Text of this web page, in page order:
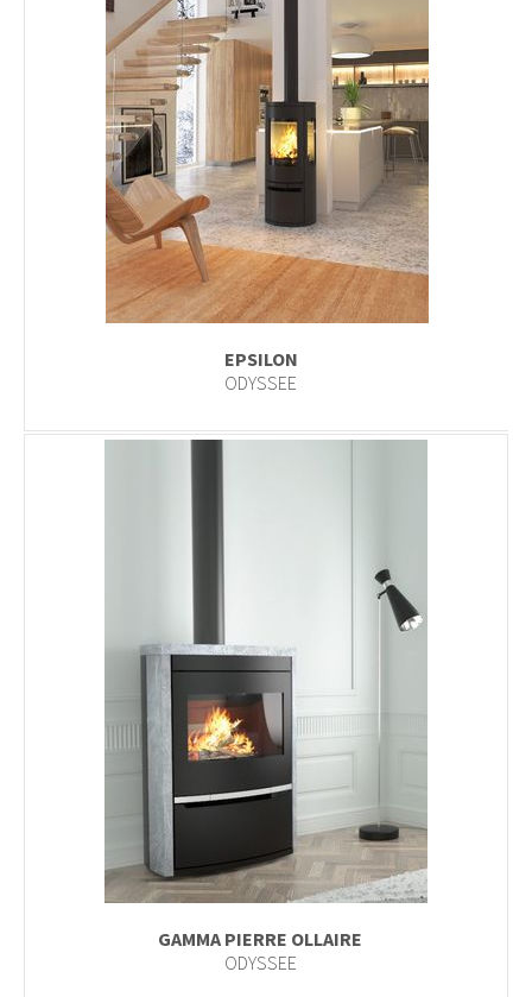
EPSILON
ODYSSEE
GAMMA PIERRE OLLAIRE
ODYSSEE